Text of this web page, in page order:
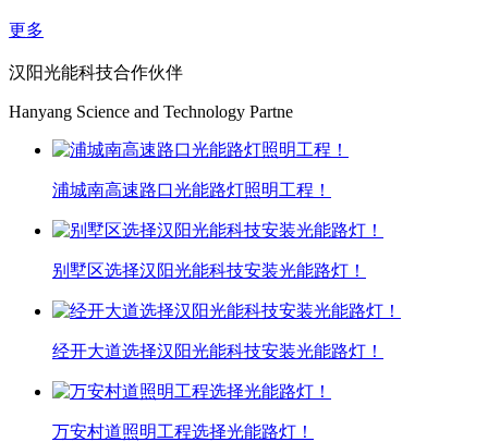
更多
汉阳光能科技合作伙伴
Hanyang Science and Technology Partne
浦城南高速路口光能路灯照明工程！
别墅区选择汉阳光能科技安装光能路灯！
经开大道选择汉阳光能科技安装光能路灯！
万安村道照明工程选择光能路灯！